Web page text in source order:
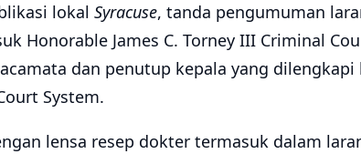
lokal Syracuse, tanda pengumuman
Honorable James C. Torney III Criminal
dan penutup kepala yang
System.
lensa resep dokter termasuk dalam